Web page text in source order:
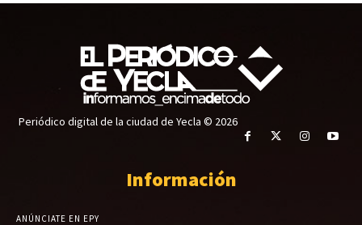
Periódico digital de la ciudad de Yecla © 2026
Información
ANÚNCIATE EN EPY